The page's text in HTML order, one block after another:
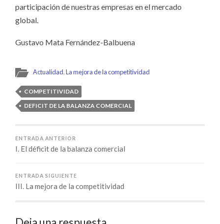
participación de nuestras empresas en el mercado
global.
Gustavo Mata Fernández-Balbuena
Actualidad,La mejora de la competitividad
COMPETITIVIDAD
DEFICIT DE LA BALANZA COMERCIAL
ENTRADA ANTERIOR
I. El déficit de la balanza comercial
ENTRADA SIGUIENTE
III. La mejora de la competitividad